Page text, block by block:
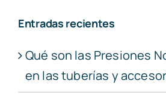
Entradas recientes
Qué son las Presiones
en las tuberías y